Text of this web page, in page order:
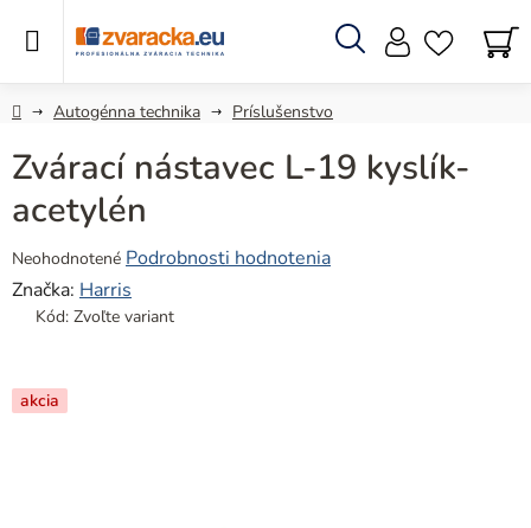
Hľadať
DomovAutogénna technika Príslušenstvo
Zvárací nástavec L-19 kyslík-
acetylén
Priemerné
hodnotenie
produktu
z
5
Neohodnotené Podrobnosti hodnotenia
Značka: Harris
Kód: Zvoľte variant
akcia